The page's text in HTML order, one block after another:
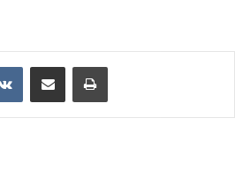
VKontakteCompartir por correo electrónicoImprimir